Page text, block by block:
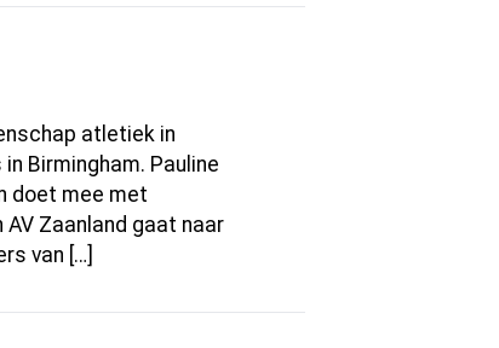
atletiek in
Birmingham. Pauline
doet mee met
Zaanland gaat naar
van […]